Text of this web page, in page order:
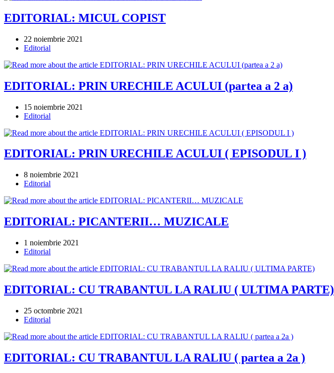
EDITORIAL: MICUL COPIST
Post
published:
22 noiembrie 2021
Post
Editorial
EDITORIAL: PRIN URECHILE ACULUI (partea a 2 a)
Post
published:
15 noiembrie 2021
Post
Editorial
EDITORIAL: PRIN URECHILE ACULUI ( EPISODUL I )
Post
published:
8 noiembrie 2021
Post
Editorial
EDITORIAL: PICANTERII… MUZICALE
Post
published:
1 noiembrie 2021
Post
Editorial
EDITORIAL: CU TRABANTUL LA RALIU ( ULTIMA PARTE)
Post
published:
25 octombrie 2021
Post
Editorial
EDITORIAL: CU TRABANTUL LA RALIU ( partea a 2a )